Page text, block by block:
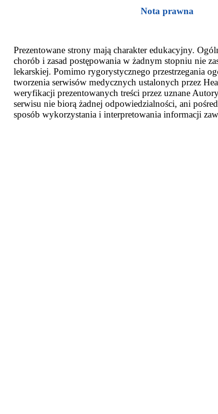
Nota prawna
Prezentowane strony mają charakter edukacyjny.
chorób i zasad postępowania w żadnym stopniu nie
lekarskiej. Pomimo rygorystycznego przestrzegania
tworzenia serwisów medycznych ustalonych przez
weryfikacji prezentowanych treści przez uznane
serwisu nie biorą żadnej odpowiedzialności, ani
sposób wykorzystania i interpretowania informacji